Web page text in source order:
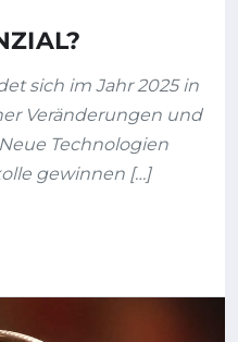
sich im Jahr 2025 in
Veränderungen und
Technologien
gewinnen […]